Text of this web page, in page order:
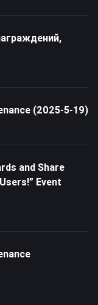
(2025-5-19)
and Share
Event